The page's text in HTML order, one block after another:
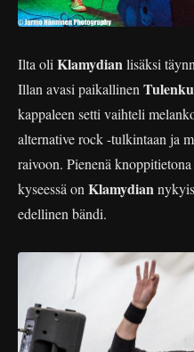
Ilta oli Klamydianlisäksi
Illan avasi paikallinen
kappaleen setti vaihteli
alternative rock -tulkintaan ja
raivoon. Pienenä
kyseessä on Klamydian
edellinen bändi.